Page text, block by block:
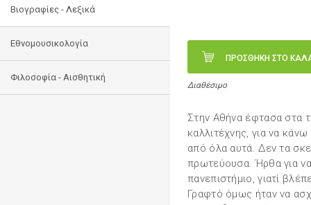
Βιογραφίες - Λεξικά
Εθνομουσικολογία
Φιλοσοφία - Αισθητική
ΠΡΟΣΘΗΚΗ ΣΤΟ
Διαθέσιμο
Στην Αθήνα έφτασα στα
καλλιτέχνης, για να
από όλα αυτά. Δεν τα
πρωτεύουσα. Ήρθα για
πανεπιστήμιο, γιατί
Γραφτό όμως ήταν να